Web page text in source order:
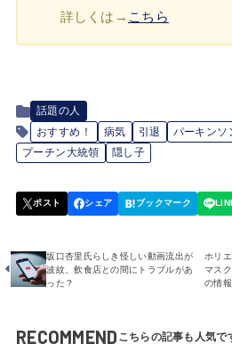
詳しくは→ こちら
話題の人
おすすめ！
病気 引退 パーキンソ
プーチン大統領
隠し子
坂口杏里氏らしき怪しい動画流出が
波紋、飲食店との間にトラブルがあ
った？
ホリ
マス
の情
RECOMMEND